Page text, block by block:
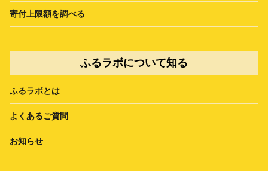
寄付上限額を調べる
ふるラボについて知る
ふるラボとは
よくあるご質問
お知らせ